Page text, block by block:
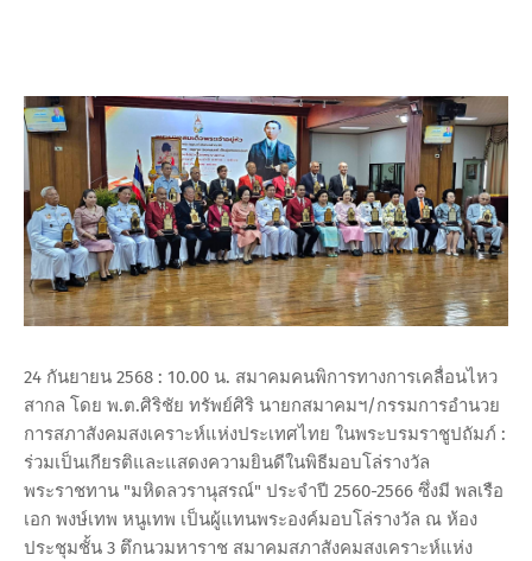
24 กันยายน 2568 : 10.00 น. สมาคมคนพิการทางการเคลื่อนไหว
สากล โดย พ.ต.ศิริชัย ทรัพย์ศิริ นายกสมาคมฯ/กรรมการอำนวย
การสภาสังคมสงเคราะห์แห่งประเทศไทย ในพระบรมราชูปถัมภ์ :
ร่วมเป็นเกียรติและแสดงความยินดีในพิธีมอบโล่รางวัล
พระราชทาน "มหิดลวรานุสรณ์" ประจำปี 2560-2566 ซึ่งมี พลเรือ
เอก พงษ์เทพ หนูเทพ เป็นผู้แทนพระองค์มอบโล่รางวัล ณ ห้อง
ประชุมชั้น 3 ตึกนวมหาราช สมาคมสภาสังคมสงเคราะห์แห่ง